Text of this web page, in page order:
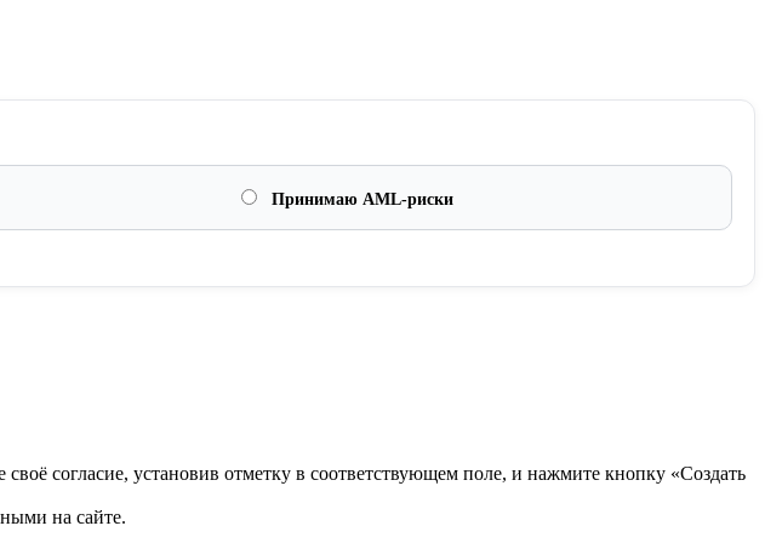
Принимаю AML-риски
согласие, установив отметку в соответствующем поле, и нажмите кнопку «Создать
на сайте.